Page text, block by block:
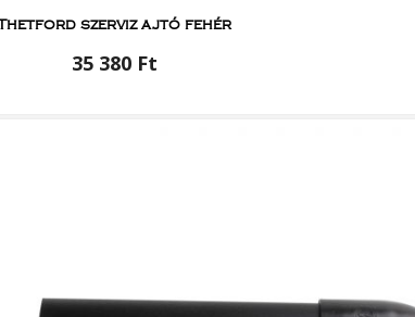
Thetford szerviz ajtó fehér
35 380 Ft